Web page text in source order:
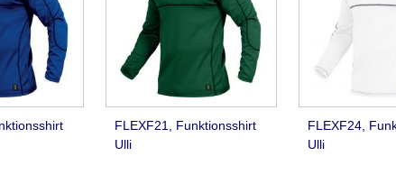
FLEXF21, Funktionsshirt
Ulli
FLEXF24,
Ulli